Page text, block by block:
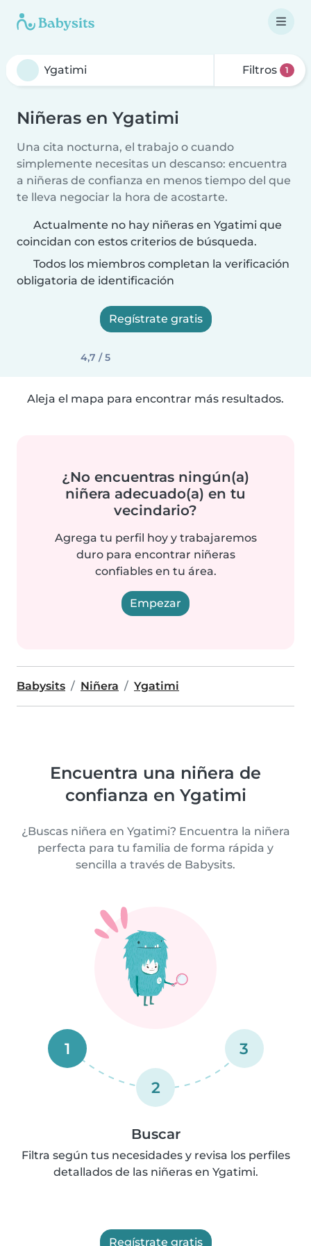
Filtros 1
Niñeras en Ygatimi
Una cita nocturna, el trabajo o cuando
simplemente necesitas un descanso: encuentra
a niñeras de confianza en menos tiempo del que
te lleva negociar la hora de acostarte.
Actualmente no hay niñeras en Ygatimi que
coincidan con estos criterios de búsqueda.
Todos los miembros completan la verificación
obligatoria de identificación
Regístrate gratis
4,7 / 5
Aleja el mapa para encontrar más resultados.
¿No encuentras ningún(a)
niñera adecuado(a) en tu
vecindario?
Agrega tu perfil hoy y trabajaremos
duro para encontrar niñeras
confiables en tu área.
Empezar
Babysits Niñera Ygatimi
Encuentra una niñera de
confianza en Ygatimi
¿Buscas niñera en Ygatimi? Encuentra la niñera
perfecta para tu familia de forma rápida y
sencilla a través de Babysits.
1
2
3
Buscar
Filtra según tus necesidades y revisa los perfiles
detallados de las niñeras en Ygatimi.
Regístrate gratis